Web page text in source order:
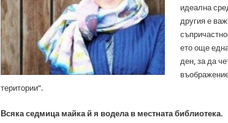
идеална
другия е
ето още
ден, за да
територии“.
Всяка седмица майка й я водела в местната библиотека.